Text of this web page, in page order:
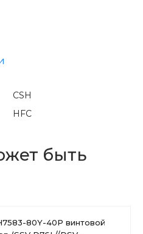
CSH
HFC
быть
80Y-40P винтовой